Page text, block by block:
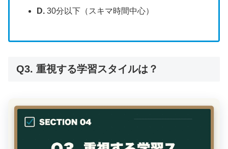
D. 30分以下（スキマ時間中心）
Q3. 重視する学習スタイルは？